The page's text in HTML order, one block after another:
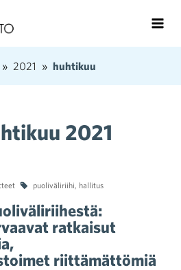
2021 huhtikuu
2021
puoliväliriihi, hallitus
ratkaisut
riittämättömiä